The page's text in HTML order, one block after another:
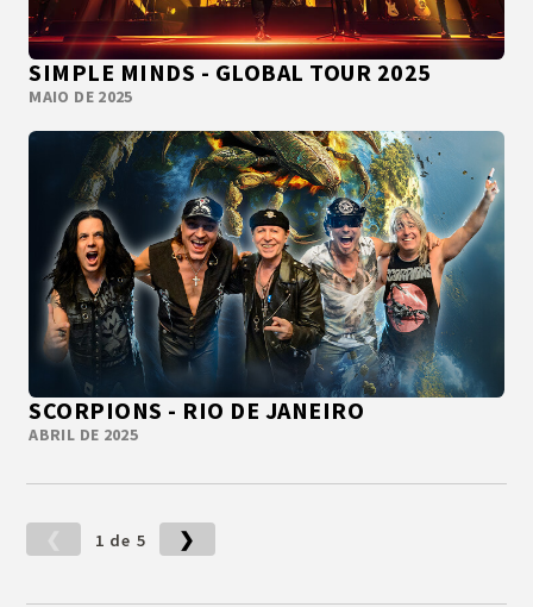
SIMPLE MINDS - GLOBAL TOUR 2025
MAIO DE 2025
SCORPIONS - RIO DE JANEIRO
ABRIL DE 2025
1 de 5